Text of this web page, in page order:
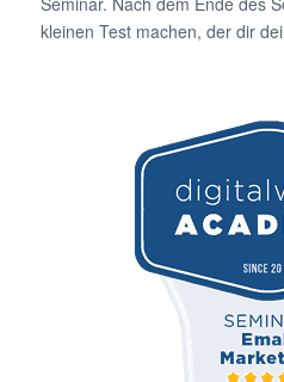
kleinen Test machen, der dir
Der